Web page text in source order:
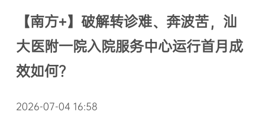
【南方+】破解转诊难、奔波苦，汕
大医附一院入院服务中心运行首月成
效如何？
2026-07-04 16:58